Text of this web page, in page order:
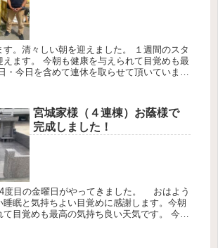
す。清々しい朝を迎えました。 １週間のスタ
えます。 今朝も健康を与えられて目覚めも最
・今日を含めて連休を取らせて頂いていま
宮城家様（４連棟）お蔭様で
完成しました！
度目の金曜日がやってきました。 おはよう
睡眠と気持ちよい目覚めに感謝します。今朝
て目覚めも最高の気持ち良い天気です。 今日